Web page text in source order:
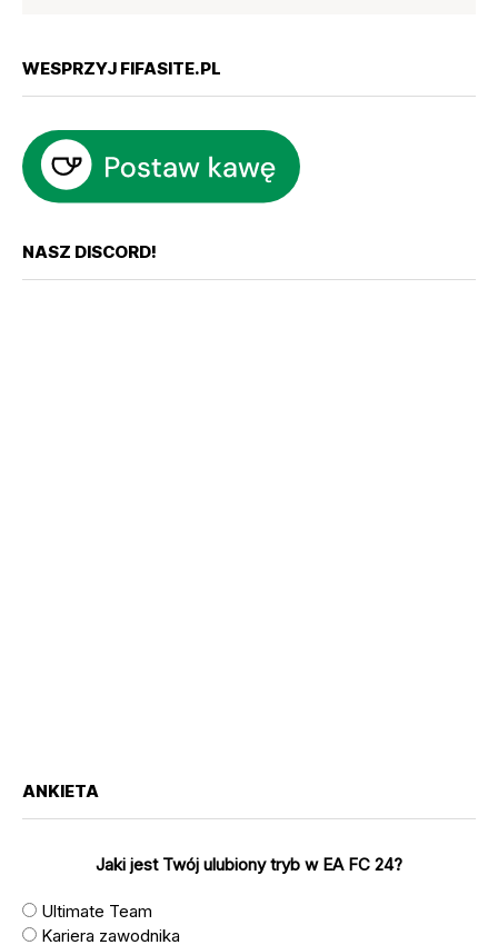
WESPRZYJ FIFASITE.PL
NASZ DISCORD!
ANKIETA
Jaki jest Twój ulubiony tryb w EA FC 24?
Ultimate Team
Kariera zawodnika